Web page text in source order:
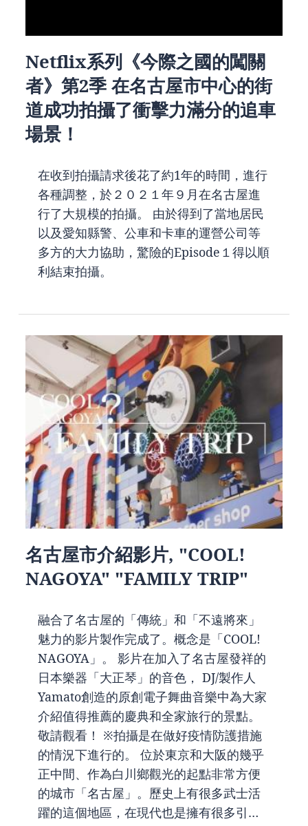
Netflix系列《今際之國的闖關
者》第2季 在名古屋市中心的街
道成功拍攝了衝擊力滿分的追車
場景！
在收到拍攝請求後花了約1年的時間，進行
各種調整，於２０２１年９月在名古屋進
行了大規模的拍攝。 由於得到了當地居民
以及愛知縣警、公車和卡車的運營公司等
多方的大力協助，驚險的Episode１得以順
利結束拍攝。
名古屋市介紹影片, "COOL!
NAGOYA" "FAMILY TRIP"
融合了名古屋的「傳統」和「不遠將來」
魅力的影片製作完成了。概念是「COOL!
NAGOYA」。 影片在加入了名古屋發祥的
日本樂器「大正琴」的音色， DJ/製作人
Yamato創造的原創電子舞曲音樂中為大家
介紹值得推薦的慶典和全家旅行的景點。
敬請觀看！ ※拍攝是在做好疫情防護措施
的情況下進行的。 位於東京和大阪的幾乎
正中間、作為白川鄉觀光的起點非常方便
的城市「名古屋」。歷史上有很多武士活
躍的這個地區，在現代也是擁有很多引…